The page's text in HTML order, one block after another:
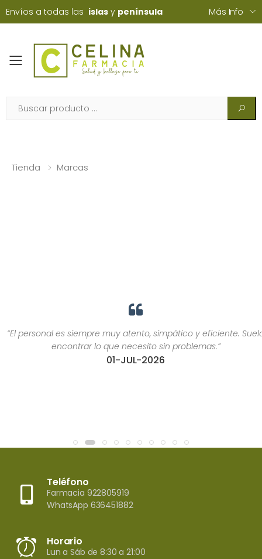
Envíos a todas las islas y península Más Info
Toggle mobile menu
Tienda Marcas
“El personal es siempre muy atento, simpático y eficiente. Suelo
encontrar lo que necesito sin problemas.”
01-JUL-2026
Teléfono
Farmacia 922805919
WhatsApp 636451882
Horario
Lun a Sáb de 8:30 a 21:00